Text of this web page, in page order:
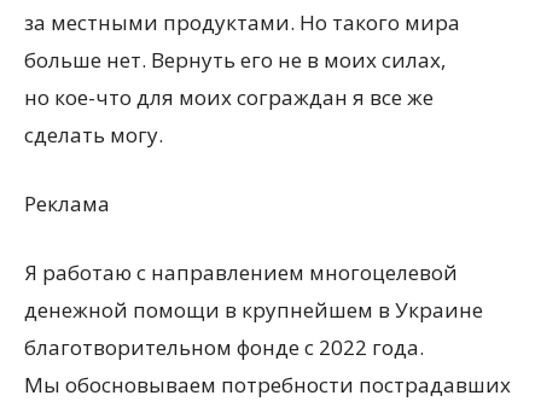
за местными продуктами. Но такого мира
больше нет. Вернуть его не в моих силах,
но кое-что для моих сограждан я все же
сделать могу.
Реклама
Я работаю с направлением многоцелевой
денежной помощи в крупнейшем в Украине
благотворительном фонде с 2022 года.
Мы обосновываем потребности пострадавших